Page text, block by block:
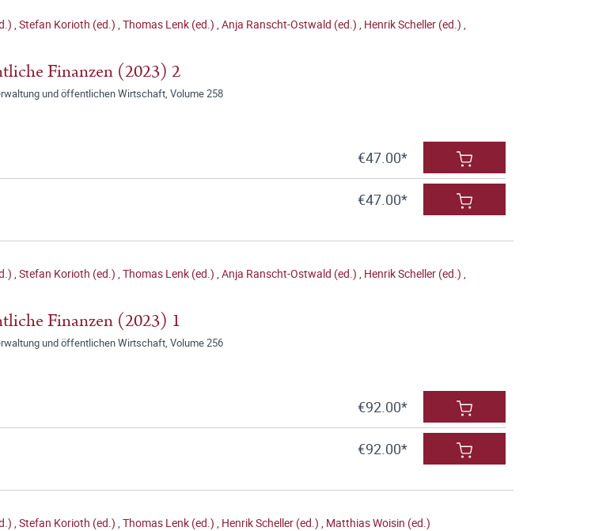
,Stefan Korioth (ed.) ,Thomas Lenk (ed.) ,Anja Ranscht-Ostwald (ed.) , Henrik Scheller (ed.) ,
Finanzen (2023) 2
und öffentlichen Wirtschaft, Volume 258
€47.00*
€47.00*
,Stefan Korioth (ed.) ,Thomas Lenk (ed.) ,Anja Ranscht-Ostwald (ed.) , Henrik Scheller (ed.) ,
Finanzen (2023) 1
und öffentlichen Wirtschaft, Volume 256
€92.00*
€92.00*
,Stefan Korioth (ed.) ,Thomas Lenk (ed.) , Henrik Scheller (ed.) , Matthias Woisin (ed.)